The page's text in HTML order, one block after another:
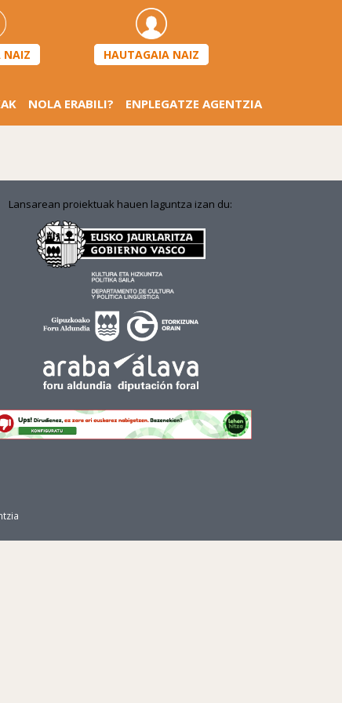
NAIZ HAUTAGAIA NAIZ
NOLA ERABILI? ENPLEGATZE AGENTZIA
Lansarean proiektuak hauen laguntza izan du: